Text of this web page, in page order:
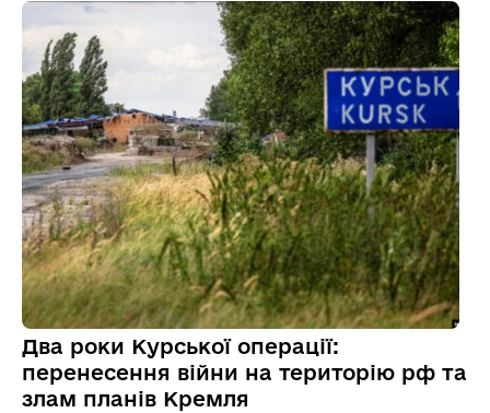
Два роки Курської операції:
перенесення війни на територію рф та
злам планів Кремля